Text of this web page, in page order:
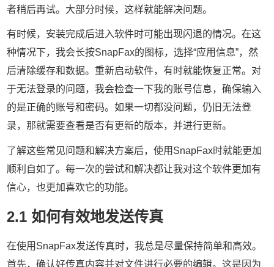
者稍后再试。大部分时候，这样就能解决问题。
有时候，安装完成后进入软件时可能出现闪退的情况。在这
种情况下，我会长按SnapFax的图标，选择“应用信息”，然
后清除缓存和数据。重新启动软件，有时就能恢复正常。对
于无法登录的问题，我会检查一下我的账号信息，确保输入
的是正确的账号和密码。如果一切都没问题，仍旧无法登
录，那就需要查看是否有更新的版本，并进行更新。
了解这些常见问题和解决方案后，使用SnapFax时就能更加
顺利自如了。每一次的尝试和解决都让我对这个软件更加有
信心，也更加喜欢它的功能。
2.1 如何有效地发送传真
在使用SnapFax发送传真时，我总是尽量保持简单和高效。
首先，确认好传真内容并对文件进行必要的编辑。这是因为